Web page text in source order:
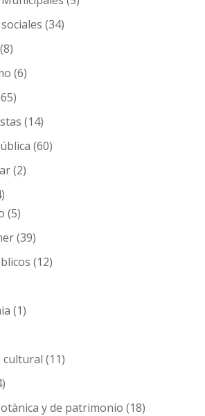
(34)
(8)
(6)
(14)
(60)
(2)
(5)
(39)
(12)
(1)
cultural (11)
y de patrimonio (18)